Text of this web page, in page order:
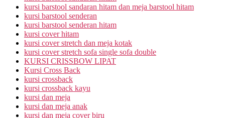
kursi barstool sandaran hitam dan meja barstool hitam
kursi barstool senderan
kursi barstool senderan hitam
kursi cover hitam
kursi cover stretch dan meja kotak
kursi cover stretch sofa single sofa double
KURSI CRISSBOW LIPAT
Kursi Cross Back
kursi crossback
kursi crossback kayu
kursi dan meja
kursi dan meja anak
kursi dan meja cover biru